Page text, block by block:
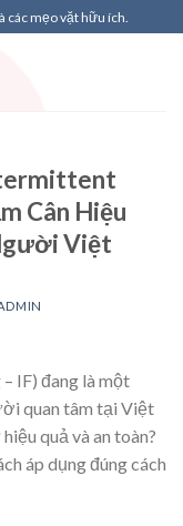
các mẹo vặt hữu ích.
Cân Hiệu
Việt
IF) đang là một
quan tâm tại Việt
quả và an toàn?
áp dụng đúng cách